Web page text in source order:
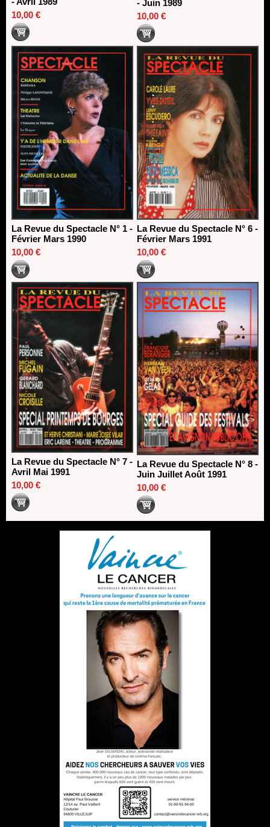
10,00 €
- Juin 1989
10,00 €
La Revue du Spectacle N° 1 -
Février Mars 1990
10,00 €
La Revue du Spectacle N° 6 -
Février Mars 1991
10,00 €
La Revue du Spectacle N° 7 -
Avril Mai 1991
10,00 €
La Revue du Spectacle N° 8 -
Juin Juillet Août 1991
10,00 €